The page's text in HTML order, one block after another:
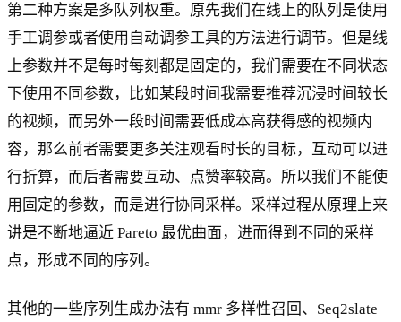
第二种方案是多队列权重。原先我们在线上的队列是使用
手工调参或者使用自动调参工具的方法进行调节。但是线
上参数并不是每时每刻都是固定的，我们需要在不同状态
下使用不同参数，比如某段时间我需要推荐沉浸时间较长
的视频，而另外一段时间需要低成本高获得感的视频内
容，那么前者需要更多关注观看时长的目标，互动可以进
行折算，而后者需要互动、点赞率较高。所以我们不能使
用固定的参数，而是进行协同采样。采样过程从原理上来
讲是不断地逼近 Pareto 最优曲面，进而得到不同的采样
点，形成不同的序列。
其他的一些序列生成办法有 mmr 多样性召回、Seq2slate